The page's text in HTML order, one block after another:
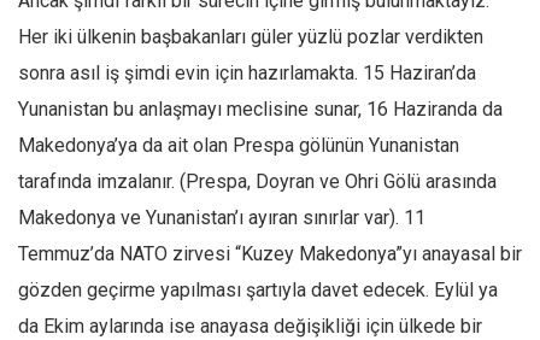
Her iki ülkenin başbakanları güler yüzlü pozlar verdikten
sonra asıl iş şimdi evin için hazırlamakta. 15 Haziran’da
Yunanistan bu anlaşmayı meclisine sunar, 16 Haziranda da
Makedonya’ya da ait olan Prespa gölünün Yunanistan
tarafında imzalanır. (Prespa, Doyran ve Ohri Gölü arasında
Makedonya ve Yunanistan’ı ayıran sınırlar var). 11
Temmuz’da NATO zirvesi “Kuzey Makedonya”yı anayasal bir
gözden geçirme yapılması şartıyla davet edecek. Eylül ya
da Ekim aylarında ise anayasa değişikliği için ülkede bir